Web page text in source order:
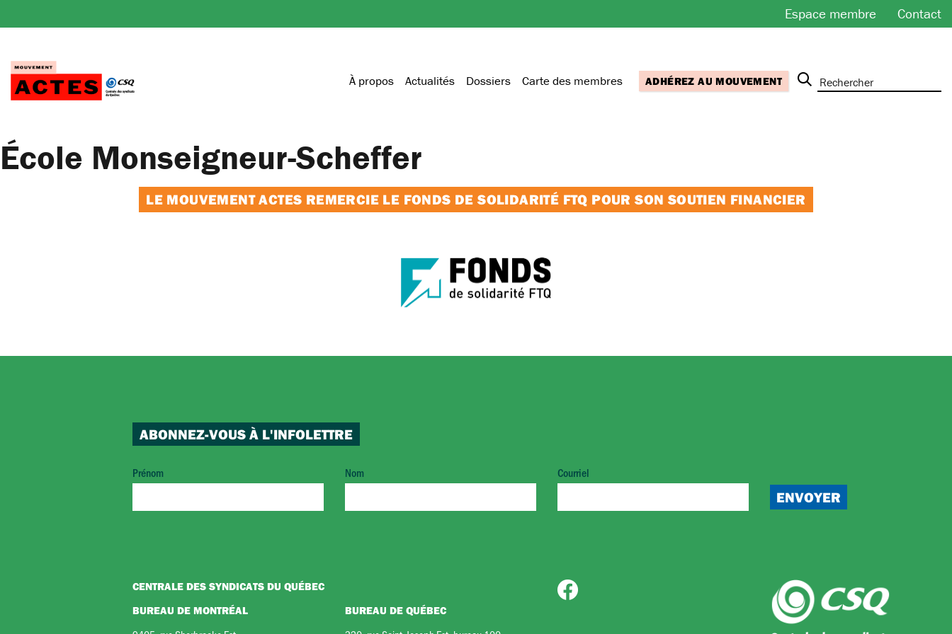
au
Espace membre Contact
À propos Actualités Dossiers Carte des membres ADHÉREZ AU MOUVEMENT
École Monseigneur-Scheffer
LE MOUVEMENT ACTES REMERCIE LE FONDS DE SOLIDARITÉ FTQ POUR SON SOUTIEN FINANCIER
ABONNEZ-VOUS À L'INFOLETTRE
Prénom Nom Courriel
CENTRALE DES SYNDICATS DU QUÉBEC
BUREAU DE MONTRÉAL
BUREAU DE QUÉBEC